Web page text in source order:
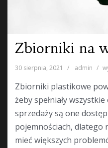
Zbiorniki na
30 sierpnia, 2021 admin
Zbiorniki plastikowe
żeby spełniały
sprzedaży są one
pojemnościach, dlatego
mieć większych